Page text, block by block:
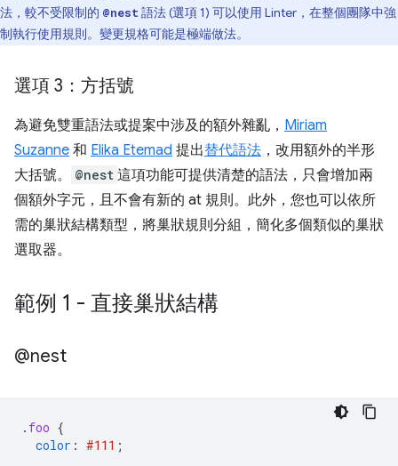
法，較不受限制的 @nest 語法 (選項 1) 可以使用 Linter，在整個團隊中強
制執行使用規則。變更規格可能是極端做法。
選項 3：方括號
為避免雙重語法或提案中涉及的額外雜亂， Miriam
Suzanne 和 Elika Etemad 提出替代語法 ，改用額外的半形
大括號。
@nest 這項功能可提供清楚的語法，只會增加兩
個額外字元，且不會有新的 at 規則。此外，您也可以依所
需的巢狀結構類型，將巢狀規則分組，簡化多個類似的巢狀
選取器。
範例 1 - 直接巢狀結構
@nest
. foo {
color : #111 ;